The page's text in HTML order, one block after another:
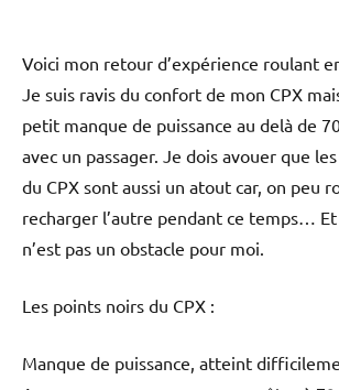
Voici mon retour d’expérience roulant
Je suis ravis du confort de mon CPX
petit manque de puissance au delà de
avec un passager. Je dois avouer que
du CPX sont aussi un atout car, on peu
recharger l’autre pendant ce temps…
n’est pas un obstacle pour moi.
Les points noirs du CPX :
Manque de puissance, atteint